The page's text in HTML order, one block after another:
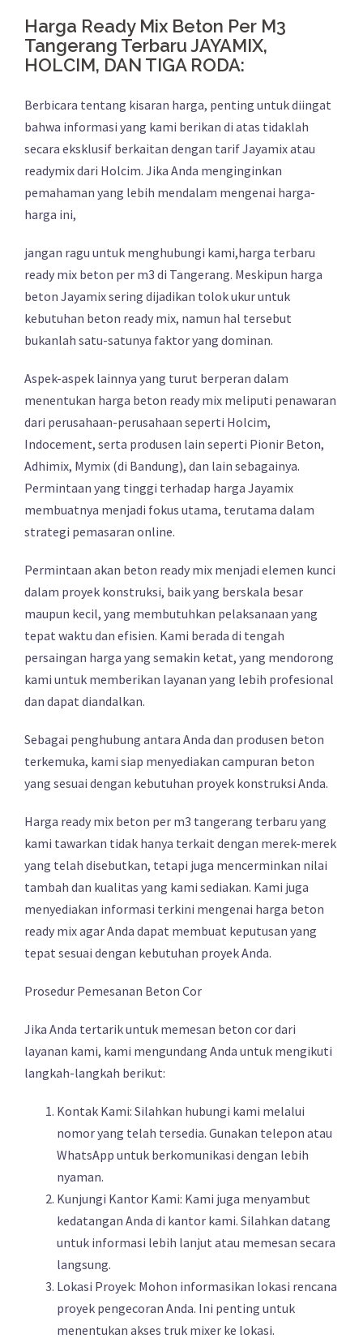
Harga Ready Mix Beton Per M3
Tangerang Terbaru JAYAMIX,
HOLCIM, DAN TIGA RODA:
Berbicara tentang kisaran harga, penting untuk diingat
bahwa informasi yang kami berikan di atas tidaklah
secara eksklusif berkaitan dengan tarif Jayamix atau
readymix dari Holcim. Jika Anda menginginkan
pemahaman yang lebih mendalam mengenai harga-
harga ini,
jangan ragu untuk menghubungi kami,harga terbaru
ready mix beton per m3 di Tangerang. Meskipun harga
beton Jayamix sering dijadikan tolok ukur untuk
kebutuhan beton ready mix, namun hal tersebut
bukanlah satu-satunya faktor yang dominan.
Aspek-aspek lainnya yang turut berperan dalam
menentukan harga beton ready mix meliputi penawaran
dari perusahaan-perusahaan seperti Holcim,
Indocement, serta produsen lain seperti Pionir Beton,
Adhimix, Mymix (di Bandung), dan lain sebagainya.
Permintaan yang tinggi terhadap harga Jayamix
membuatnya menjadi fokus utama, terutama dalam
strategi pemasaran online.
Permintaan akan beton ready mix menjadi elemen kunci
dalam proyek konstruksi, baik yang berskala besar
maupun kecil, yang membutuhkan pelaksanaan yang
tepat waktu dan efisien. Kami berada di tengah
persaingan harga yang semakin ketat, yang mendorong
kami untuk memberikan layanan yang lebih profesional
dan dapat diandalkan.
Sebagai penghubung antara Anda dan produsen beton
terkemuka, kami siap menyediakan campuran beton
yang sesuai dengan kebutuhan proyek konstruksi Anda.
Harga ready mix beton per m3 tangerang terbaru yang
kami tawarkan tidak hanya terkait dengan merek-merek
yang telah disebutkan, tetapi juga mencerminkan nilai
tambah dan kualitas yang kami sediakan. Kami juga
menyediakan informasi terkini mengenai harga beton
ready mix agar Anda dapat membuat keputusan yang
tepat sesuai dengan kebutuhan proyek Anda.
Prosedur Pemesanan Beton Cor
Jika Anda tertarik untuk memesan beton cor dari
layanan kami, kami mengundang Anda untuk mengikuti
langkah-langkah berikut:
Kontak Kami: Silahkan hubungi kami melalui
nomor yang telah tersedia. Gunakan telepon atau
WhatsApp untuk berkomunikasi dengan lebih
nyaman.
Kunjungi Kantor Kami: Kami juga menyambut
kedatangan Anda di kantor kami. Silahkan datang
untuk informasi lebih lanjut atau memesan secara
langsung.
Lokasi Proyek: Mohon informasikan lokasi rencana
proyek pengecoran Anda. Ini penting untuk
menentukan akses truk mixer ke lokasi.